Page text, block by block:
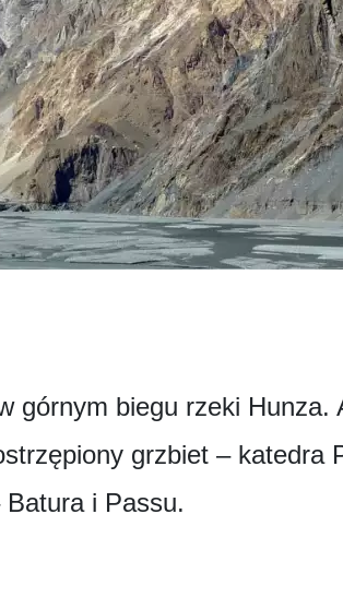
górnym biegu rzeki
grzbiet – katedra
i Passu.